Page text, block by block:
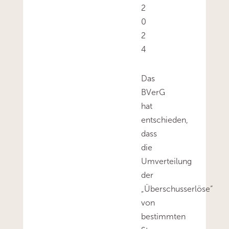
2
0
2
4
Das
BVerG
hat
entschieden,
dass
die
Umverteilung
der
„Überschusserlöse“
von
bestimmten